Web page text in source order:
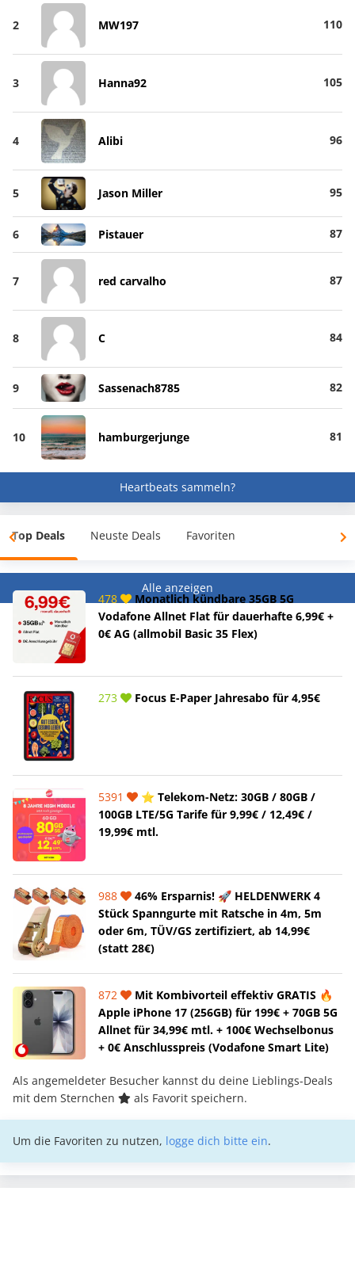
2 MW197 110
3 Hanna92 105
4 Alibi 96
5 Jason Miller 95
6 Pistauer 87
7 red carvalho 87
8 C 84
9 Sassenach8785 82
10 hamburgerjunge 81
Heartbeats sammeln?
Top Deals Neuste Deals Favoriten
Alle anzeigen
478
Monatlich kündbare 35GB 5G
Vodafone Allnet Flat für dauerhafte 6,99€ +
0€ AG (allmobil Basic 35 Flex)
273 Focus E-Paper Jahresabo für 4,95€
5391
⭐️ Telekom-Netz: 30GB / 80GB /
100GB LTE/5G Tarife für 9,99€ / 12,49€ /
19,99€ mtl.
988
46% Ersparnis! 🚀 HELDENWERK 4
Stück Spanngurte mit Ratsche in 4m, 5m
oder 6m, TÜV/GS zertifiziert, ab 14,99€
(statt 28€)
872
Mit Kombivorteil effektiv GRATIS 🔥
Apple iPhone 17 (256GB) für 199€ + 70GB 5G
Allnet für 34,99€ mtl. + 100€ Wechselbonus
+ 0€ Anschlusspreis (Vodafone Smart Lite)
Als angemeldeter Besucher kannst du deine Lieblings-Deals
mit dem Sternchen
als Favorit speichern.
Um die Favoriten zu nutzen, logge dich bitte ein.